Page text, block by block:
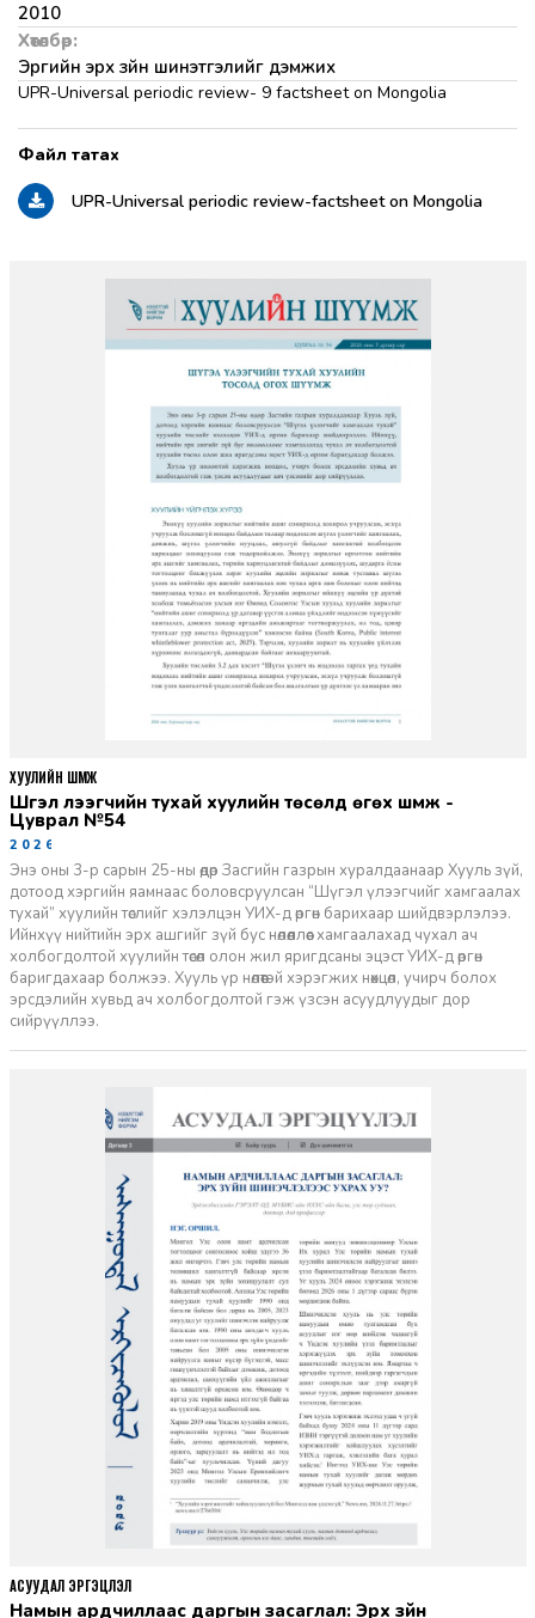
2010
Хөтөлбөр:
Эрүүгийн эрх зүйн шинэтгэлийг дэмжих
UPR-Universal periodic review- 9 factsheet on Mongolia
UPR-Universal periodic review-factsheet on Mongolia
Шүгэл үлээгчийн тухай хуулийн төсөлд өгөх шүүмж -
Цуврал №54
2026-07-27
Энэ оны 3-р сарын 25-ны өдөр Засгийн газрын хуралдаанаар Хууль зүй,
дотоод хэргийн яамнаас боловсруулсан “Шүгэл үлээгчийг хамгаалах
тухай” хуулийн төслийг хэлэлцэн УИХ-д өргөн барихаар шийдвэрлэлээ.
Ийнхүү нийтийн эрх ашгийг зүй бус нөлөөллөөс хамгаалахад чухал ач
холбогдолтой хуулийн төсөл олон жил яригдсаны эцэст УИХ-д өргөн
баригдахаар болжээ. Хууль үр нөлөөтэй хэрэгжих нөхцөл, учирч болох
эрсдэлийн хувьд ач холбогдолтой гэж үзсэн асуудлуудыг дор
сийрүүллээ.
ХУУЛИЙН ШҮҮМЖ
Намын ардчиллаас даргын засаглал: Эрх зүйн
АСУУДАЛ ЭРГЭЦҮҮЛЭЛ